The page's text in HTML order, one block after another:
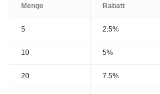
Menge Rabatt
5 2.5%
10 5%
20 7.5%